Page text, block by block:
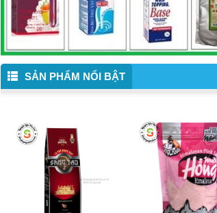
SẢN PHẨM NỔI BẬT